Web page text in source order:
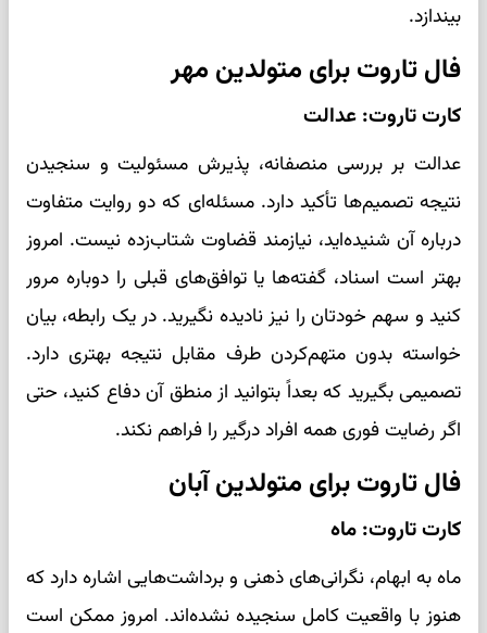
بیندازد.
فال تاروت برای متولدین مهر
کارت تاروت: عدالت
عدالت بر بررسی منصفانه، پذیرش مسئولیت و سنجیدن
نتیجه تصمیم‌ها تأکید دارد. مسئله‌ای که دو روایت متفاوت
درباره آن شنیده‌اید، نیازمند قضاوت شتاب‌زده نیست. امروز
بهتر است اسناد، گفته‌ها یا توافق‌های قبلی را دوباره مرور
کنید و سهم خودتان را نیز نادیده نگیرید. در یک رابطه، بیان
خواسته بدون متهم‌کردن طرف مقابل نتیجه بهتری دارد.
تصمیمی بگیرید که بعداً بتوانید از منطق آن دفاع کنید، حتی
اگر رضایت فوری همه افراد درگیر را فراهم نکند.
فال تاروت برای متولدین آبان
کارت تاروت: ماه
ماه به ابهام، نگرانی‌های ذهنی و برداشت‌هایی اشاره دارد که
هنوز با واقعیت کامل سنجیده نشده‌اند. امروز ممکن است